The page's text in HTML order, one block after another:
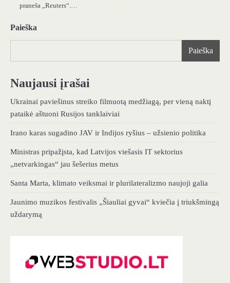
praneša „Reuters“.…
Paieška
Paieška
Naujausi įrašai
Ukrainai paviešinus streiko filmuotą medžiagą, per vieną naktį
pataikė aštuoni Rusijos tanklaiviai
Irano karas sugadino JAV ir Indijos ryšius – užsienio politika
Ministras pripažįsta, kad Latvijos viešasis IT sektorius
„netvarkingas“ jau šešerius metus
Santa Marta, klimato veiksmai ir plurilateralizmo naujoji galia
Jaunimo muzikos festivalis „Šiauliai gyvai“ kviečia į triukšmingą
uždarymą